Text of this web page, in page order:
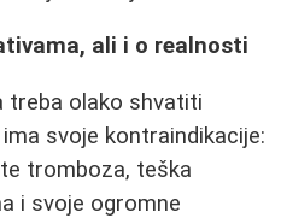
ali i o realnosti
treba olako shvatiti
svoje kontraindikacije:
tromboza, teška
i svoje ogromne